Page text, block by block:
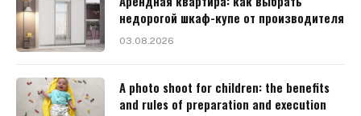
недорогой шкаф-купе от производителя
03.08.2026
A photo shoot for children: the benefits
and rules of preparation and execution